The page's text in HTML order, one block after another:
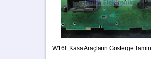
W168 Kasa Araçların Gösterge Tamiri